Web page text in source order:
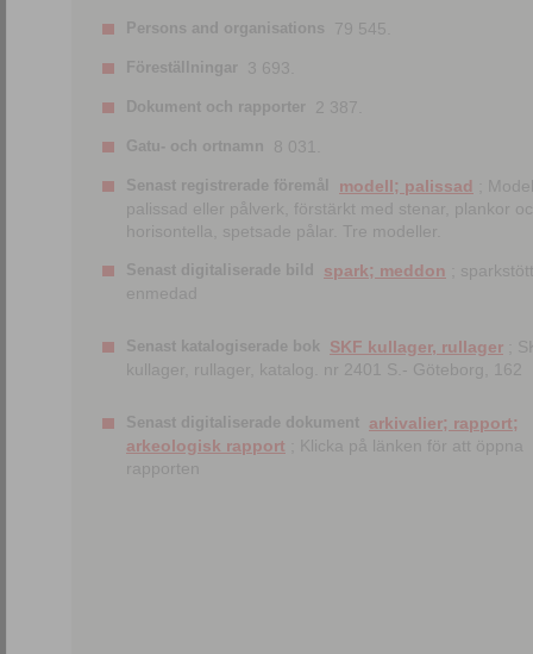
Persons and organisations 79 545.
Föreställningar 3 693.
Dokument och rapporter 2 387.
Gatu- och ortnamn 8 031.
Senast registrerade föremål modell; palissad
;
palissad eller pålverk, förstärkt med stenar, plankor
horisontella, spetsade pålar. Tre modeller.
Senast digitaliserade bild spark; meddon ;
enmedad
Senast katalogiserade bok SKF kullager, rullager ;
kullager, rullager, katalog. nr 2401 S.- Göteborg, 162
Senast digitaliserade dokument arkivalier; rapport;
arkeologisk rapport ; Klicka på länken för att öppna
rapporten